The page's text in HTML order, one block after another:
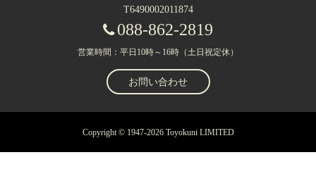
T6490002011874
088-862-2819
営業時間：平日10時～16時（土日祝定休）
お問い合わせ
Copyright © 1947-2026 Toyokuni LIMITED